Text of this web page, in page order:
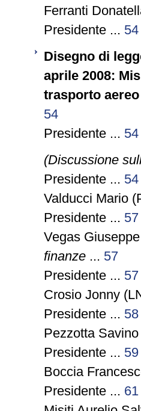
Ferranti
Presidente ... 54
Disegno di
aprile 2008:
trasporto aereo
54
Presidente ... 54
(Discussione
Presidente ... 54
Valducci Mario
Presidente ... 57
Vegas
finanze ... 57
Presidente ... 57
Crosio Jonny
Presidente ... 58
Pezzotta
Presidente ... 59
Boccia
Presidente ... 61